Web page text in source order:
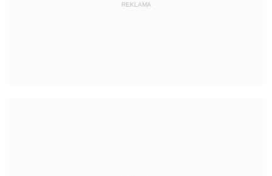
REKLAMA